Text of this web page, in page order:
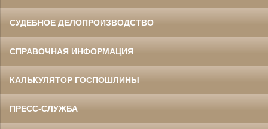
СУДЕБНОЕ ДЕЛОПРОИЗВОДСТВО
СПРАВОЧНАЯ ИНФОРМАЦИЯ
КАЛЬКУЛЯТОР ГОСПОШЛИНЫ
ПРЕСС-СЛУЖБА